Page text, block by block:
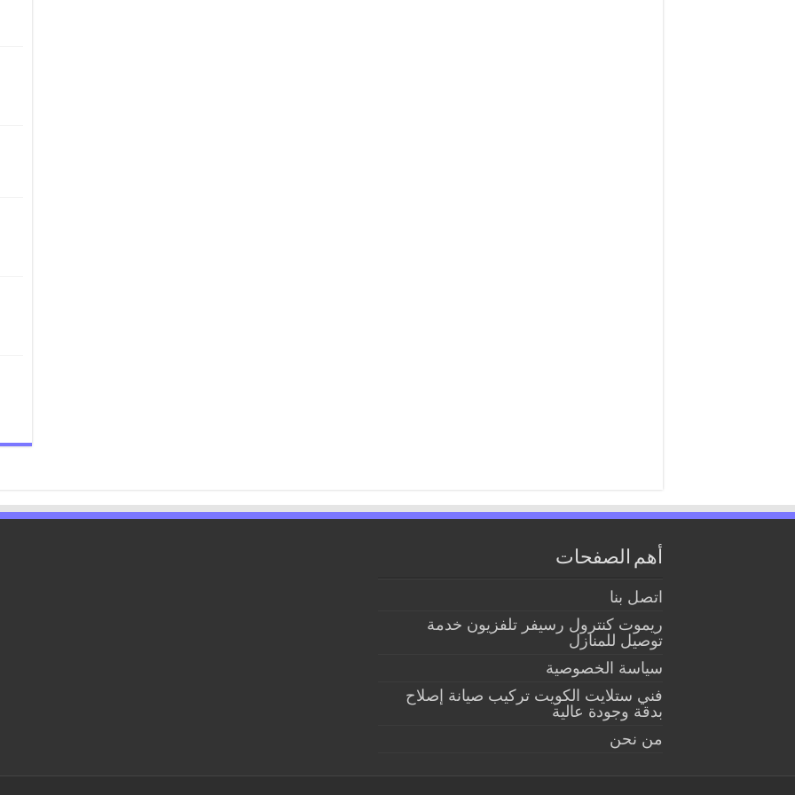
أهم الصفحات
اتصل بنا
ريموت كنترول رسيفر تلفزيون خدمة
توصيل للمنازل
سياسة الخصوصية
فني ستلايت الكويت تركيب صيانة إصلاح
بدقة وجودة عالية
من نحن